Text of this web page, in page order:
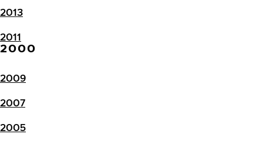
2013
2011
2000
2009
2007
2005